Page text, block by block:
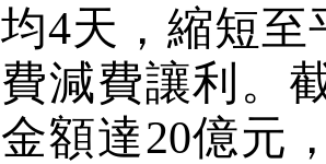
均4天，縮短至
費減費讓利。
金額達20億元